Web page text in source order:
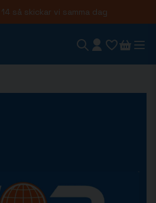
så skickar vi samma dag